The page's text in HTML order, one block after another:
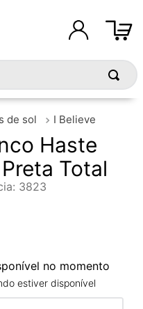
de sol I Believe
Haste
Total
: 3823
no momento
estiver disponível